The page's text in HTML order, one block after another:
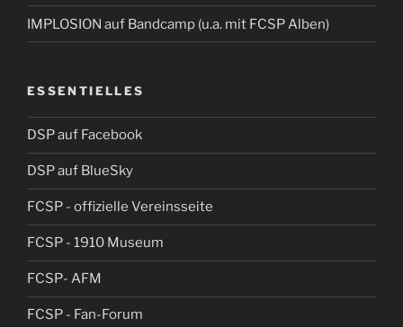
IMPLOSION auf Bandcamp (u.a. mit FCSP Alben)
ESSENTIELLES
DSP auf Facebook
DSP auf BlueSky
FCSP - offizielle Vereinsseite
FCSP - 1910 Museum
FCSP- AFM
FCSP - Fan-Forum